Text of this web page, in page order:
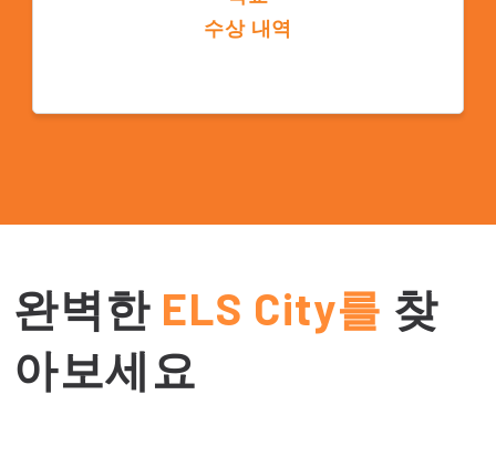
수상 내역
공동으로 Star Chain School Award를 수상했
완벽한 ELS City를 찾
아보세요